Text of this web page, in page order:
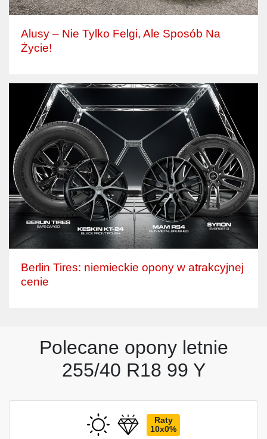
Alusy – Nie Tylko Felgi, Ale Sposób Na
Życie!
Berlin Tires: niemieckie opony w atrakcyjnej
cenie
Polecane opony letnie
255/40 R18 99 Y
Raty
10x0%